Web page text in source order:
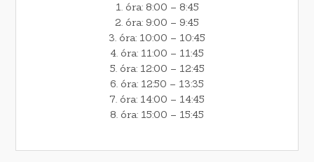
1. óra: 8:00 – 8:45
2. óra: 9:00 – 9:45
3. óra: 10:00 – 10:45
4. óra: 11:00 – 11:45
5. óra: 12:00 – 12:45
6. óra: 12:50 – 13:35
7. óra: 14:00 – 14:45
8. óra: 15:00 – 15:45